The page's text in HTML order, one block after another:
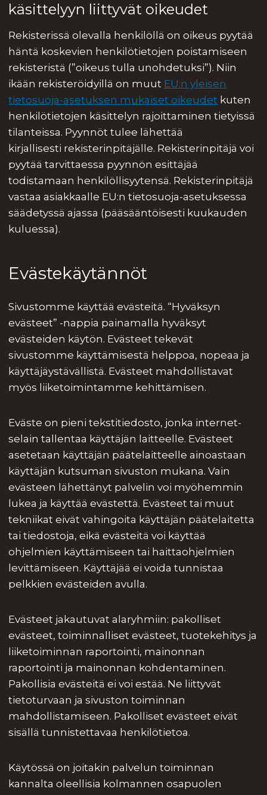
käsittelyyn liittyvät oikeudet
Rekisterissä olevalla henkilöllä on oikeus pyytää
häntä koskevien henkilötietojen poistamiseen
rekisteristä (”oikeus tulla unohdetuksi”). Niin
ikään rekisteröidyillä on muut EU:n yleisen
tietosuoja-asetuksen mukaiset oikeudet kuten
henkilötietojen käsittelyn rajoittaminen tietyissä
tilanteissa. Pyynnöt tulee lähettää
kirjallisesti rekisterinpitäjälle. Rekisterinpitäjä voi
pyytää tarvittaessa pyynnön esittäjää
todistamaan henkilöllisyytensä. Rekisterinpitäjä
vastaa asiakkaalle EU:n tietosuoja-asetuksessa
säädetyssä ajassa (pääsääntöisesti kuukauden
kuluessa).
Evästekäytännöt
Sivustomme käyttää evästeitä. “Hyväksyn
evästeet” -nappia painamalla hyväksyt
evästeiden käytön. Evästeet tekevät
sivustomme käyttämisestä helppoa, nopeaa ja
käyttäjäystävällistä. Evästeet mahdollistavat
myös liiketoimintamme kehittämisen.
Eväste on pieni tekstitiedosto, jonka internet-
selain tallentaa käyttäjän laitteelle. Evästeet
asetetaan käyttäjän päätelaitteelle ainoastaan
käyttäjän kutsuman sivuston mukana. Vain
evästeen lähettänyt palvelin voi myöhemmin
lukea ja käyttää evästettä. Evästeet tai muut
tekniikat eivät vahingoita käyttäjän päätelaitetta
tai tiedostoja, eikä evästeitä voi käyttää
ohjelmien käyttämiseen tai haittaohjelmien
levittämiseen. Käyttäjää ei voida tunnistaa
pelkkien evästeiden avulla.
Evästeet jakautuvat alaryhmiin: pakolliset
evästeet, toiminnalliset evästeet, tuotekehitys ja
liiketoiminnan raportointi, mainonnan
raportointi ja mainonnan kohdentaminen.
Pakollisia evästeitä ei voi estää. Ne liittyvät
tietoturvaan ja sivuston toiminnan
mahdollistamiseen. Pakolliset evästeet eivät
sisällä tunnistettavaa henkilötietoa.
Käytössä on joitakin palvelun toiminnan
kannalta oleellisia kolmannen osapuolen